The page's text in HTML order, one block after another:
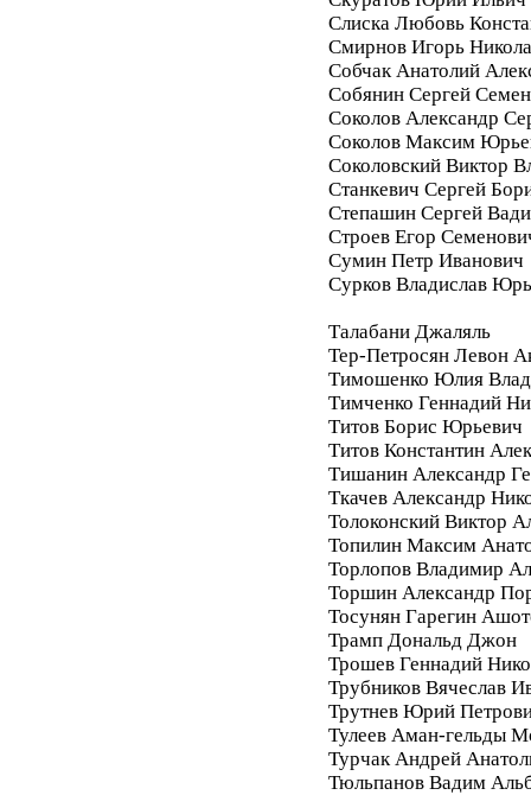
Слиска Любовь
Смирнов Игорь
Собчак Анатолий
Собянин Сергей
Соколов Александр
Соколов Максим
Соколовский Виктор
Станкевич Сергей
Степашин Сергей
Строев Егор
Сумин Петр Иванович
Сурков Владислав
Талабани Джаляль
Тер-Петросян Левон
Тимошенко Юлия
Тимченко Геннадий
Титов Борис Юрьевич
Титов Константин
Тишанин Александр
Ткачев Александр
Толоконский Виктор
Топилин Максим
Торлопов Владимир
Торшин Александр
Тосунян Гарегин
Трамп Дональд Джон
Трошев Геннадий
Трубников Вячеслав
Трутнев Юрий
Тулеев Аман-гельды
Турчак Андрей
Тюльпанов Вадим